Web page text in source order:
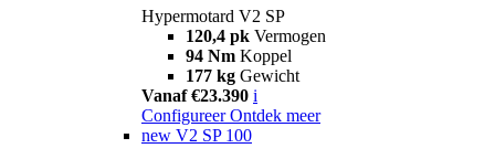
Hypermotard V2 SP
120,4 pk Vermogen
94 Nm Koppel
177 kg Gewicht
Vanaf €23.390 i
Configureer Ontdek meer
new V2 SP 100